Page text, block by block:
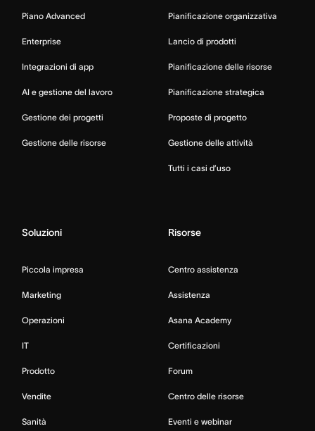
Piano Advanced
Enterprise
Integrazioni di app
AI e gestione del lavoro
Gestione dei progetti
Gestione delle risorse
Pianificazione organizzativa
Lancio di prodotti
Pianificazione delle risorse
Pianificazione strategica
Proposte di progetto
Gestione delle attività
Tutti i casi d’uso
Soluzioni
Piccola impresa
Marketing
Operazioni
IT
Prodotto
Vendite
Sanità
Risorse
Centro assistenza
Assistenza
Asana Academy
Certificazioni
Forum
Centro delle risorse
Eventi e webinar